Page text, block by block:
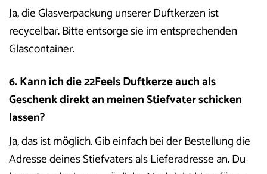
Ja, die Glasverpackung unserer Duftkerzen ist
recycelbar. Bitte entsorge sie im entsprechenden
Glascontainer.
6. Kann ich die 22Feels Duftkerze auch als
Geschenk direkt an meinen Stiefvater schicken
lassen?
Ja, das ist möglich. Gib einfach bei der Bestellung die
Adresse deines Stiefvaters als Lieferadresse an. Du